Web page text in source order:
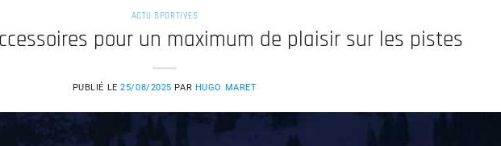
ACTU SPORTIVES
pour un maximum de plaisir sur les pistes
PUBLIÉ LE25/08/2025 PAR HUGO MARET